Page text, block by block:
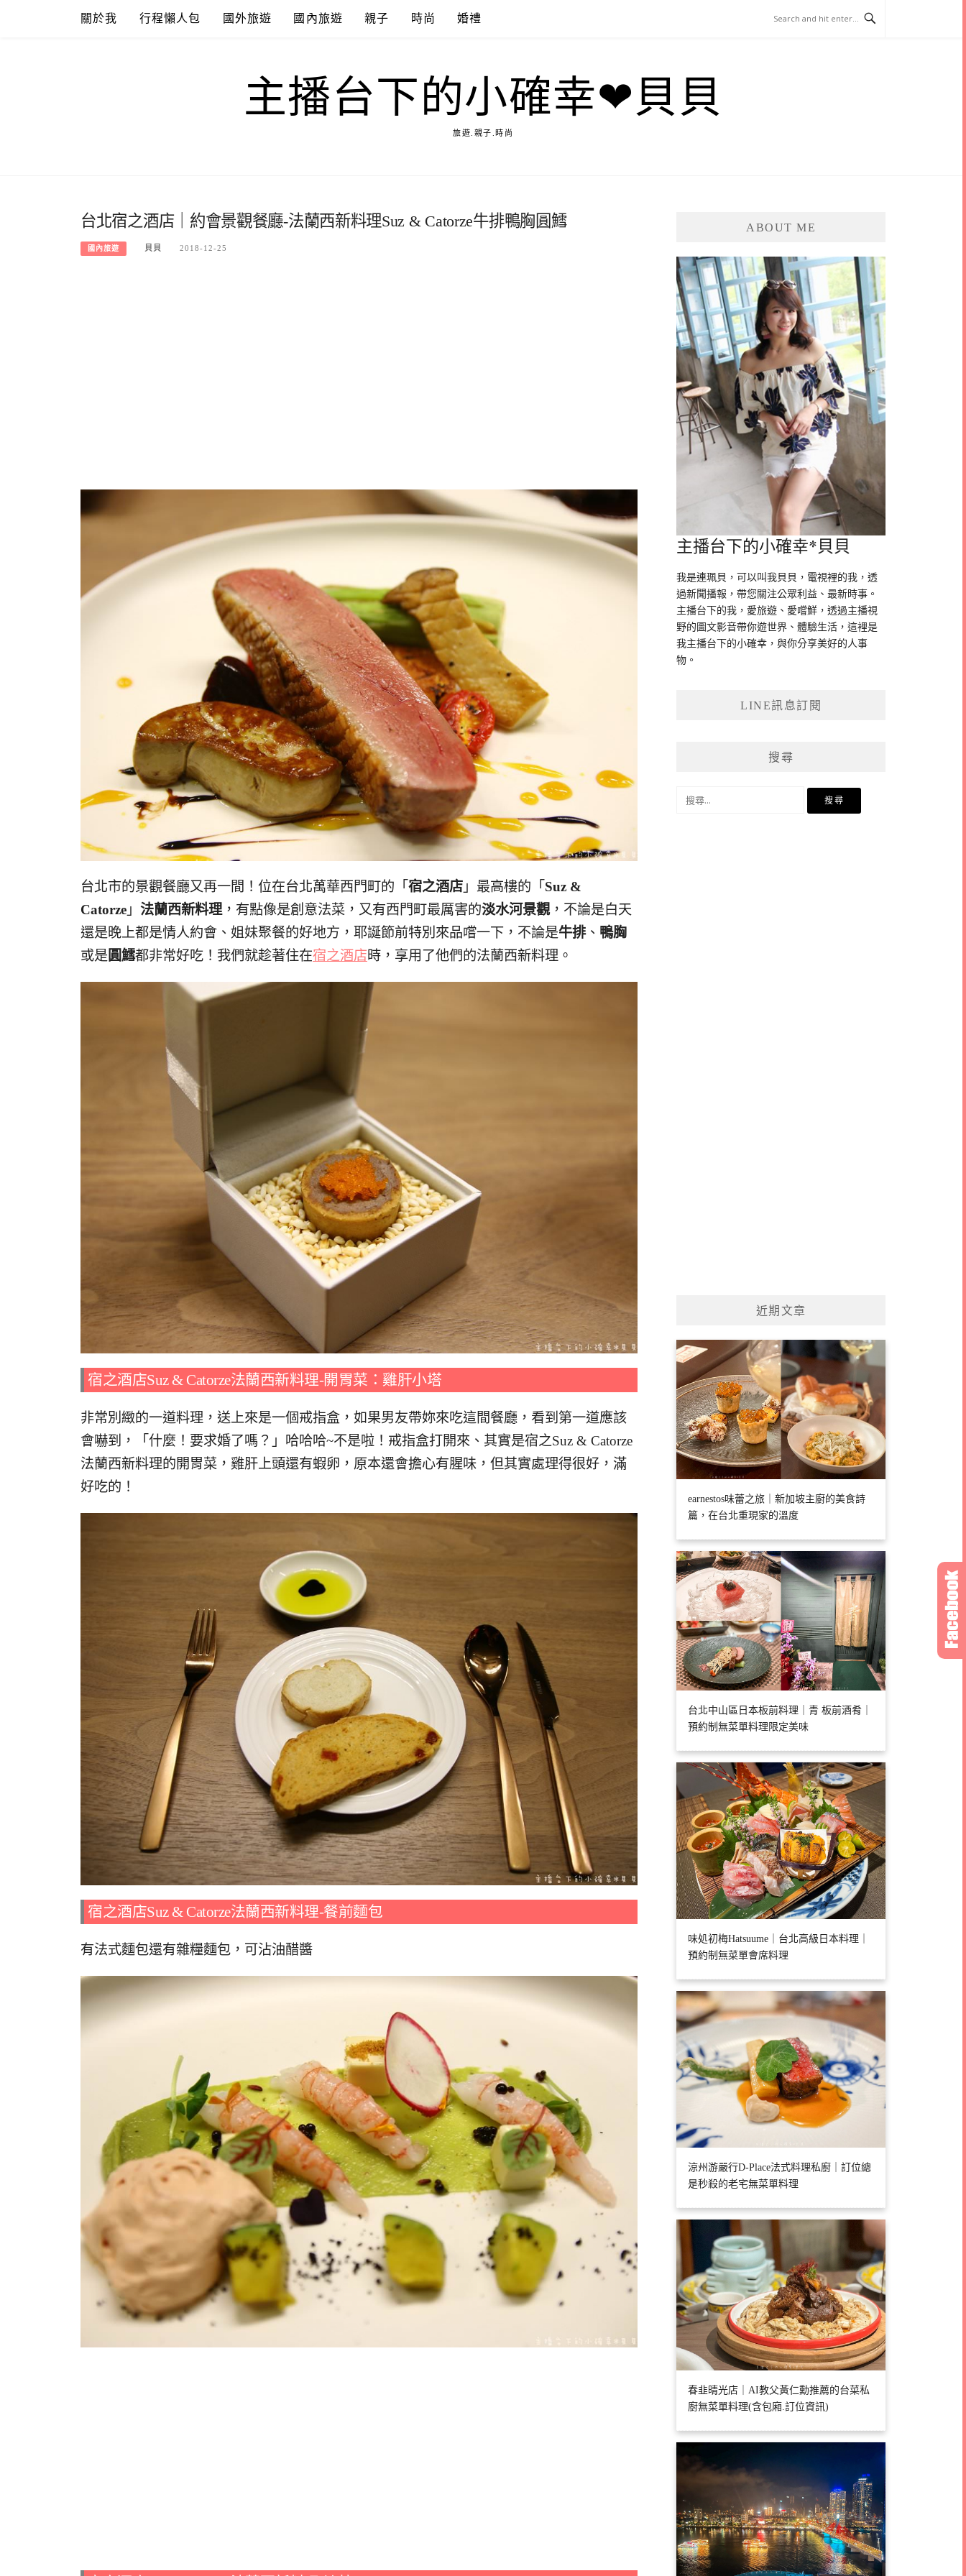
關於我 行程懶人包 國外旅遊 國內旅遊 親子 時尚 婚禮
主播台下的小確幸❤貝貝
旅遊.親子.時尚
台北宿之酒店｜約會景觀餐廳-法蘭西新料理Suz & Catorze牛排鴨胸圓鱈
國內旅遊 貝貝 2018-12-25
台北市的景觀餐廳又再一間！位在台北萬華西門町的「 宿之酒店 」最高樓的「 Suz &
Catorze 」 法蘭西新料理 ，有點像是創意法菜，又有西門町最厲害的淡水河景觀，不論是白天
還是晚上都是情人約會、姐妹聚餐的好地方，耶誕節前特別來品嚐一下，不論是牛排、 鴨胸
或是 圓鱈都非常好吃！我們就趁著住在宿之酒店時，享用了他們的法蘭西新料理。
宿之酒店Suz & Catorze法蘭西新料理-開胃菜：雞肝小塔
非常別緻的一道料理，送上來是一個戒指盒，如果男友帶妳來吃這間餐廳，看到第一道應該
會嚇到，「什麼！要求婚了嗎？」哈哈哈~不是啦！戒指盒打開來、其實是宿之Suz & Catorze
法蘭西新料理的開胃菜，雞肝上頭還有蝦卵，原本還會擔心有腥味，但其實處理得很好，滿
好吃的！
宿之酒店Suz & Catorze法蘭西新料理-餐前麵包
有法式麵包還有雜糧麵包，可沾油醋醬
ABOUT ME
主播台下的小確幸*貝貝
我是連珮貝，可以叫我貝貝，電視裡的我，透
過新聞播報，帶您關注公眾利益、最新時事。
主播台下的我，愛旅遊、愛嚐鮮，透過主播視
野的圖文影音帶你遊世界、體驗生活，這裡是
我主播台下的小確幸，與你分享美好的人事
物。
LINE訊息訂閱
搜尋
近期文章
earnestos味蕾之旅｜新加坡主廚的美食詩
篇，在台北重現家的溫度
台北中山區日本板前料理｜青 板前酒肴｜
預約制無菜單料理限定美味
味処初梅Hatsuume｜台北高級日本料理｜
預約制無菜單會席料理
涼州游嚴行D-Place法式料理私廚｜訂位總
是秒殺的老宅無菜單料理
春韭晴光店｜AI教父黃仁勳推薦的台菜私
廚無菜單料理(含包廂.訂位資訊)